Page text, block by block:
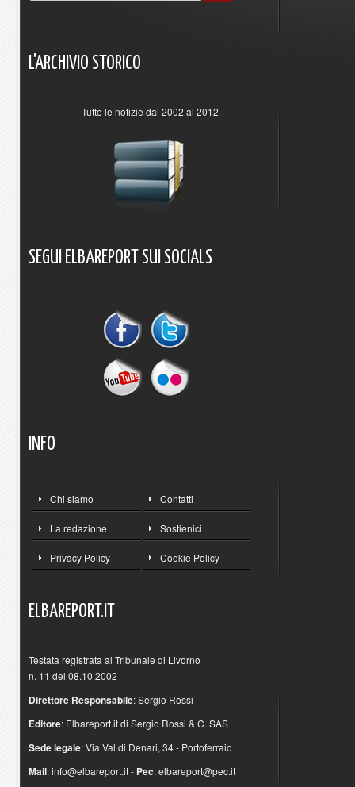
L'ARCHIVIO STORICO
Tutte le notizie dal 2002 al 2012
SEGUI ELBAREPORT SUI SOCIALS
INFO
Chi siamo Contatti
La redazione Sostienici
Privacy Policy Cookie Policy
ELBAREPORT.IT
Testata registrata al Tribunale di Livorno
n. 11 del 08.10.2002
Direttore Responsabile: Sergio Rossi
Editore: Elbareport.it di Sergio Rossi & C. SAS
Sede legale: Via Val di Denari, 34 - Portoferraio
Mail:info@elbareport.it- Pec:elbareport@pec.it